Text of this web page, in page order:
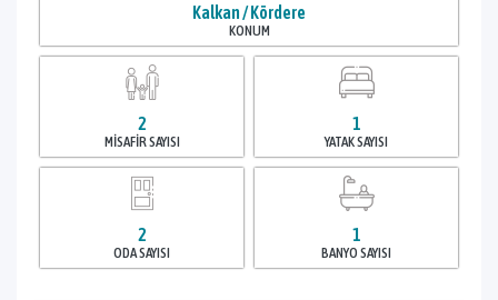
Kalkan / Kördere
KONUM
2
MISAFIR SAYISI
1
YATAK SAYISI
2
ODA SAYISI
1
BANYO SAYISI